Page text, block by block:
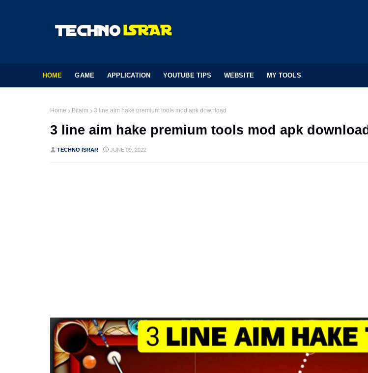
HOME GAME APPLICATION YOUTUBE TIPS WEBSITE MY TOOLS
Home Bitaim 3 line aim hake premium tools mod apk download
3 line aim hake premium tools mod apk download
TECHNO ISRAR JUNE 09, 2022